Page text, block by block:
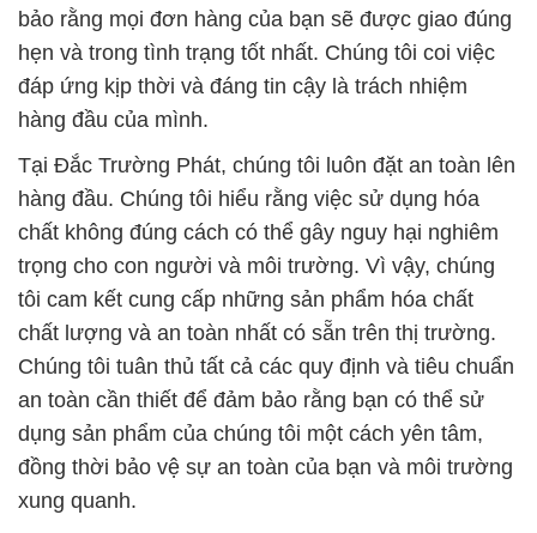
bảo rằng mọi đơn hàng của bạn sẽ được giao đúng
hẹn và trong tình trạng tốt nhất. Chúng tôi coi việc
đáp ứng kịp thời và đáng tin cậy là trách nhiệm
hàng đầu của mình.
Tại Đắc Trường Phát, chúng tôi luôn đặt an toàn lên
hàng đầu. Chúng tôi hiểu rằng việc sử dụng hóa
chất không đúng cách có thể gây nguy hại nghiêm
trọng cho con người và môi trường. Vì vậy, chúng
tôi cam kết cung cấp những sản phẩm hóa chất
chất lượng và an toàn nhất có sẵn trên thị trường.
Chúng tôi tuân thủ tất cả các quy định và tiêu chuẩn
an toàn cần thiết để đảm bảo rằng bạn có thể sử
dụng sản phẩm của chúng tôi một cách yên tâm,
đồng thời bảo vệ sự an toàn của bạn và môi trường
xung quanh.